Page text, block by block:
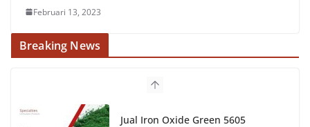
Februari 13, 2023
Breaking News
Jual Iron Oxide Green 5605